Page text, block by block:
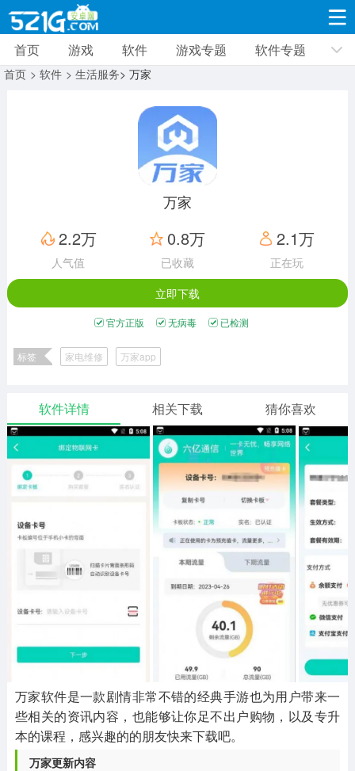
游戏 软件 游戏专题 软件专题 新闻资讯
8691款应用
动作闯关
12960款应用
赛车竞速
3628款应用
卡牌对战
2051款应用
体育运动
1278款应用
手游辅助
1958款应用
二次元
模拟经营
仙侠手游
485款应用
手赚网赚
446款应用
绝地求生
34款应用
三国游戏
我的世界
69款应用
像素游戏
700款应用
981款应用
pc游戏
3443款应用
游戏攻略
热点新闻
8款应用
首页 游戏 软件 游戏专题 软件专题
首页 > 软件 > 生活服务> 万家
万家
2.2万
人气值
0.8万
已收藏
2.1万
正在玩
立即下载
官方正版 无病毒 已检测
标签 家电维修 万家app
软件详情 相关下载 猜你喜欢
万家软件是一款剧情非常不错的经典手游也为用户带来一
些相关的资讯内容，也能够让你足不出户购物，以及专升
本的课程，感兴趣的的朋友快来下载吧。
万家更新内容